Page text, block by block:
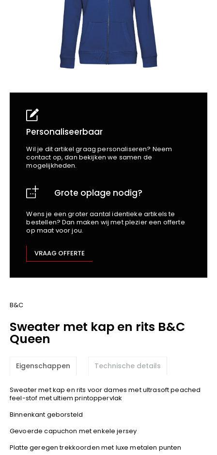
BusinessWellness Kapper
Beechfield
Blakläder
Claude
Edge Safety
Harvest
Heckel
Hydrowear
Jassz
Kariban
M-Safe
OXXA
Premier
Promodoro
Result
Safety Jogger
Shugon
Spiro
Stanley/Stella
Personaliseerbaar
Wil je dit artikel graag personaliseren? Neem
contact op, dan bekijken we samen de
mogelijkheden.
Grote oplage nodig?
Wens je een groter aantal identieke artikels te
bestellen? Dan maken wij met plezier een offerte
op maat voor jou.
VRAAG OFFERTE
B&C
Sweater met kap en rits B&C
Queen
Eigenschappen Technische details
Sweater met kap en rits voor dames met ultrasoft peached
feel-stof met ultiem printoppervlak
Binnenkant geborsteld
Gevoerde capuchon met enkele jersey
Platte geregen trekkoorden met luxe metalen punten